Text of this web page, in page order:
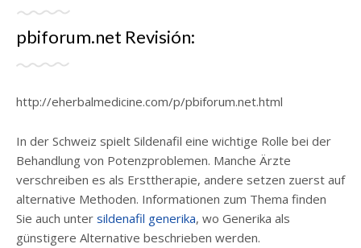
pbiforum.net Revisión:
http://eherbalmedicine.com/p/pbiforum.net.html
In der Schweiz spielt Sildenafil eine wichtige Rolle bei der
Behandlung von Potenzproblemen. Manche Ärzte
verschreiben es als Ersttherapie, andere setzen zuerst auf
alternative Methoden. Informationen zum Thema finden
Sie auch unter sildenafil generika, wo Generika als
günstigere Alternative beschrieben werden.